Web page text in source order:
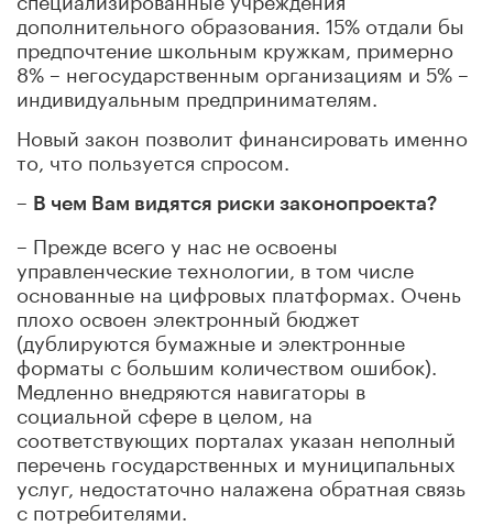
дополнительного образования. 15% отдали бы
предпочтение школьным кружкам, примерно
8% – негосударственным организациям и 5% –
индивидуальным предпринимателям.
Новый закон позволит финансировать именно
то, что пользуется спросом.
– В чем Вам видятся риски законопроекта?
– Прежде всего у нас не освоены
управленческие технологии, в том числе
основанные на цифровых платформах. Очень
плохо освоен электронный бюджет
(дублируются бумажные и электронные
форматы с большим количеством ошибок).
Медленно внедряются навигаторы в
социальной сфере в целом, на
соответствующих порталах указан неполный
перечень государственных и муниципальных
услуг, недостаточно налажена обратная связь
с потребителями.